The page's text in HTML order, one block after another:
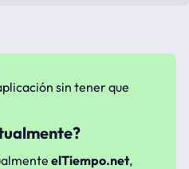
sin tener que
elTiempo.net,